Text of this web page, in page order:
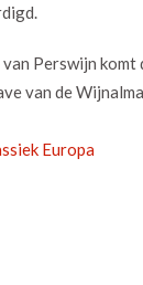
Perswijn komt
van de
Europa